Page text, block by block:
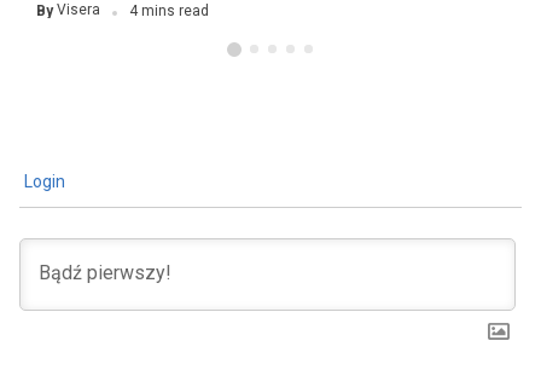
By Visera 4 mins read
Login